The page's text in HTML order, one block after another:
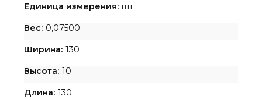
Единица измерения: шт
Вес: 0,07500
Ширина: 130
Высота: 10
Длина: 130